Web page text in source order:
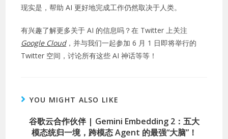
现实是，帮助 AI 更好地完成工作仍然取决于人类。
有兴趣了解更多关于 AI 的信息吗？在 Twitter 上关注
Google Cloud，并与我们一起参加 6 月 1 日即将举行的
Twitter 空间，讨论所有这些 AI 神话等等！
YOU MIGHT ALSO LIKE
谷歌云合作伙伴 | Gemini Embedding 2：五大
模态统归一境，跨模态 Agent 的最强“大脑”！